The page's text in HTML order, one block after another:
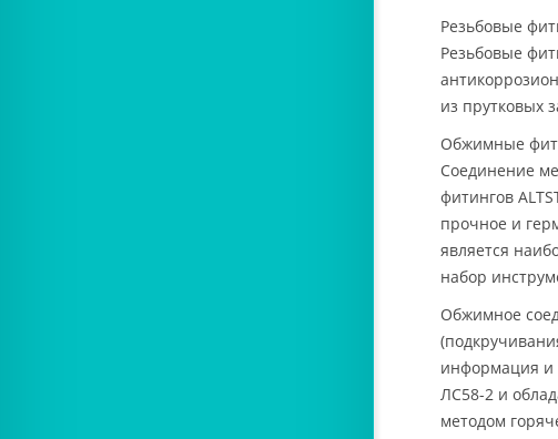
Резьбовые
Резьбовые
из прутковых
Обжимные
Соединение
фитингов
прочное и
является
набор
Обжимное
информация и
ЛС58-2 и
методом